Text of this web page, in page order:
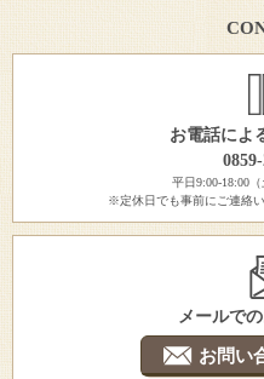
お電話によ
平日9:00-18:00
※定休日でも事前にご連絡
メールで
お問い